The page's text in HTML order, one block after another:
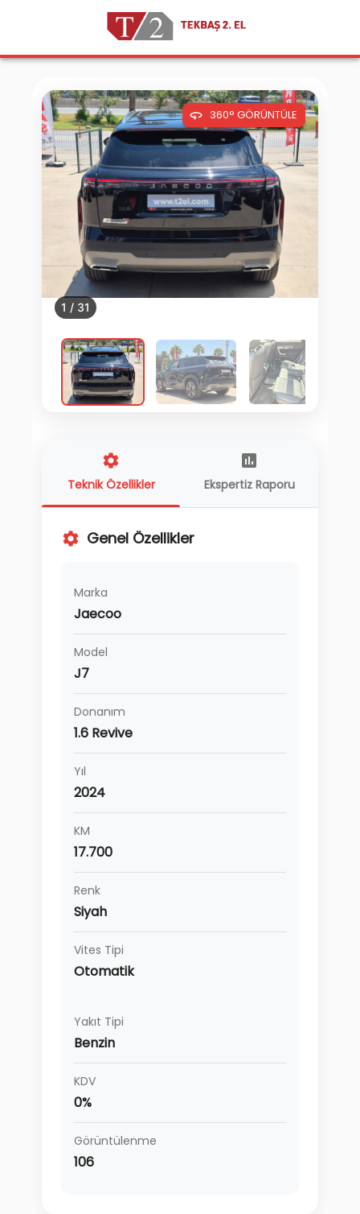
1 / 31
360° GÖRÜNTÜLE
Teknik Özellikler Ekspertiz Raporu
Genel Özellikler
Marka
Jaecoo
Model
J7
Donanım
1.6 Revive
Yıl
2024
KM
17.700
Renk
Siyah
Vites Tipi
Otomatik
Yakıt Tipi
Benzin
KDV
0%
Görüntülenme
106